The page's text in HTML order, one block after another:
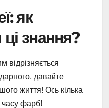
як
знання?
відрізняється
давайте
життя! Ось кілька
часу фарб!